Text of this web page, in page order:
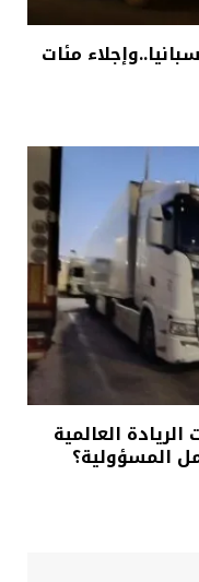
مئات
العالمية
المسؤولية؟